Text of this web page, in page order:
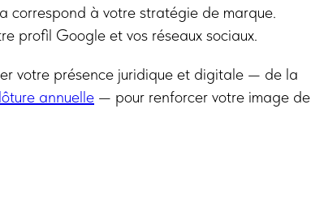
correspond à votre stratégie de marque.
profil Google et vos réseaux sociaux.
votre présence juridique et digitale — de la
annuelle — pour renforcer votre image de